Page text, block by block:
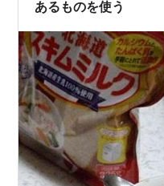
あるものを使う